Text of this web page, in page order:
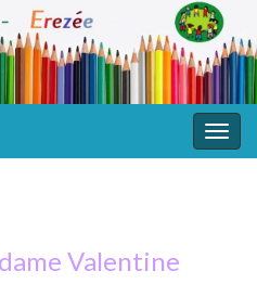
Valentine